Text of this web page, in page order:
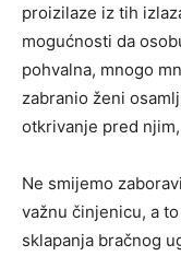
proizilaze iz tih
mogućnosti da
pohvalna, mnogo
zabranio ženi
otkrivanje pred
Ne smijemo
važnu činjenicu, a
sklapanja bračnog